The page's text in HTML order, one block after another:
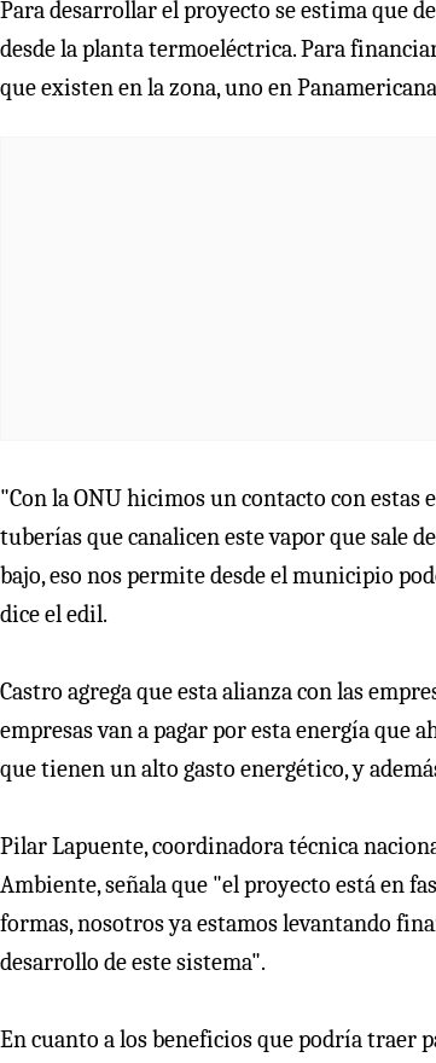
Para desarrollar el proyecto se estima que
desde la planta termoeléctrica. Para
que existen en la zona, uno en
"Con la ONU hicimos un contacto con
tuberías que canalicen este vapor que sale
bajo, eso nos permite desde el municipio
dice el edil.
Castro agrega que esta alianza con las
empresas van a pagar por esta energía que
que tienen un alto gasto energético, y
Pilar Lapuente, coordinadora técnica
Ambiente, señala que "el proyecto está en
formas, nosotros ya estamos levantando
desarrollo de este sistema".
En cuanto a los beneficios que podría traer